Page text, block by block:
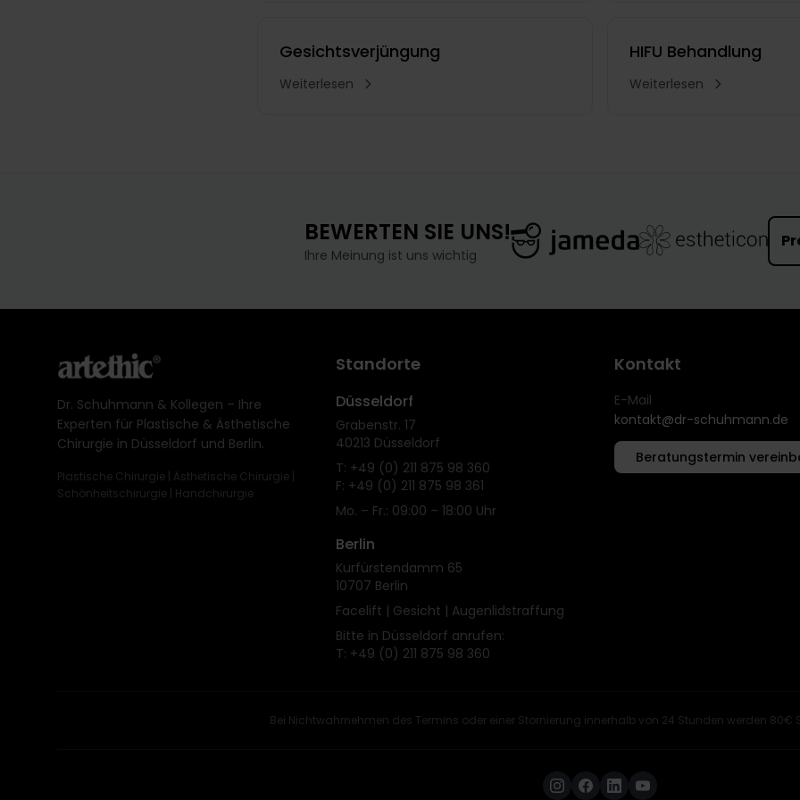
Gesichtsverjüngung
Weiterlesen
HIFU Behandlung
Weiterlesen
BEWERTEN SIE UNS!
Ihre Meinung ist uns wichtig
Dr. Schuhmann & Kollegen – Ihre
Experten für Plastische & Ästhetische
Chirurgie in Düsseldorf und Berlin.
Plastische Chirurgie | Ästhetische Chirurgie |
Schönheitschirurgie | Handchirurgie
Standorte
Düsseldorf
Grabenstr. 17
40213 Düsseldorf
T: +49 (0) 211 875 98 360
F: +49 (0) 211 875 98 361
Mo. – Fr.: 09:00 – 18:00 Uhr
Berlin
Kurfürstendamm 65
10707 Berlin
Facelift | Gesicht | Augenlidstraffung
Bitte in Düsseldorf anrufen:
T: +49 (0) 211 875 98 360
Kontakt
E-Mail
kontakt@dr-schuhmann.de
Beratungstermin
Bei Nichtwahrnehmen des Termins oder einer Stornierung innerhalb von 24 Stunden werden 80€